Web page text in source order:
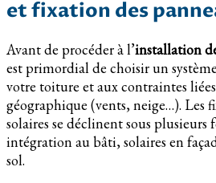
et fixation des
Avant de procéder à l’installation
est primordial de choisir un
votre toiture et aux contraintes
géographique (vents, neige…). Les
solaires se déclinent sous
intégration au bâti, solaires en
sol.